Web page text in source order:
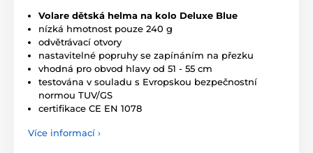
Volare dětská helma na kolo Deluxe Blue
nízká hmotnost pouze 240 g
odvětrávací otvory
nastavitelné popruhy se zapínáním na přezku
vhodná pro obvod hlavy od 51 - 55 cm
testována v souladu s Evropskou bezpečnostní
normou TUV/GS
certifikace CE EN 1078
Více informací ›